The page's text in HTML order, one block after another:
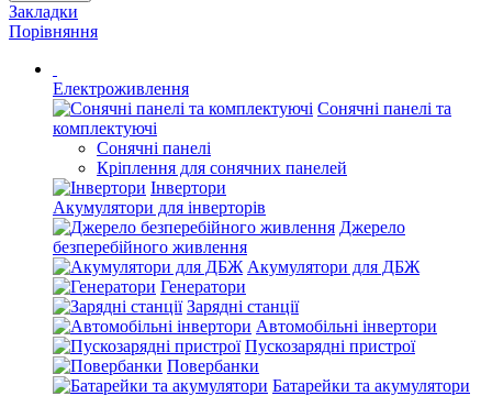
Закладки
Порівняння
Електроживлення
Сонячні панелі та
комплектуючі
Сонячні панелі
Кріплення для сонячних панелей
Інвертори
Акумулятори для інверторів
Джерело
безперебійного живлення
Акумулятори для ДБЖ
Генератори
Зарядні станції
Автомобільні інвертори
Пускозарядні пристрої
Повербанки
Батарейки та акумулятори